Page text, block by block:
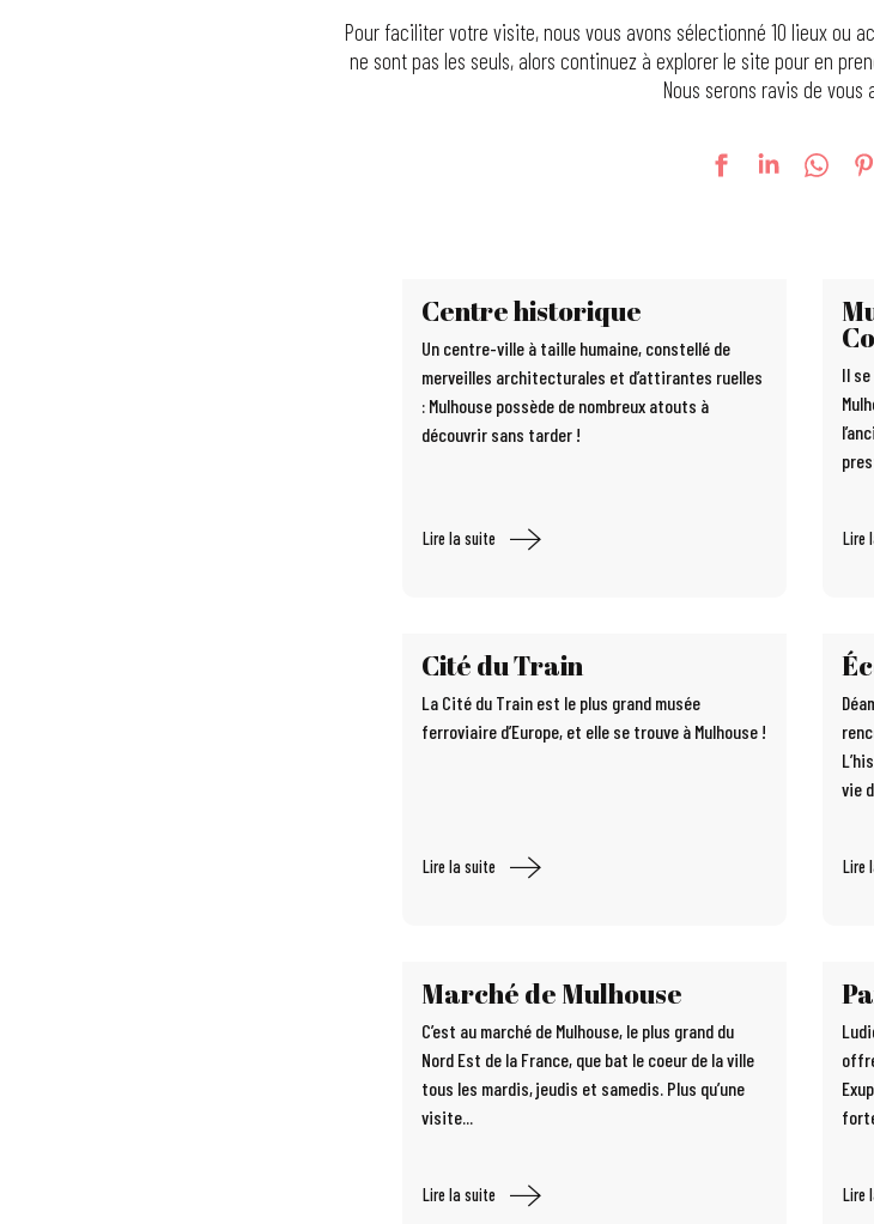
Pour faciliter votre visite, nous vous avons sélectionné 10 lieux ou
ne sont pas les seuls, alors continuez à explorer le site pour en
Nous serons ravis de vous
Centre historique
Un centre-ville à taille humaine, constellé de
merveilles architecturales et d’attirantes ruelles
: Mulhouse possède de nombreux atouts à
découvrir sans tarder !
Lire la suite
Il
Lire
Cité du Train
La Cité du Train est le plus grand musée
ferroviaire d’Europe, et elle se trouve à Mulhouse !
Lire la suite
vie
Lire
Marché de Mulhouse
C’est au marché de Mulhouse, le plus grand du
Nord Est de la France, que bat le coeur de la ville
tous les mardis, jeudis et samedis. Plus qu’une
visite...
Lire la suite Lire